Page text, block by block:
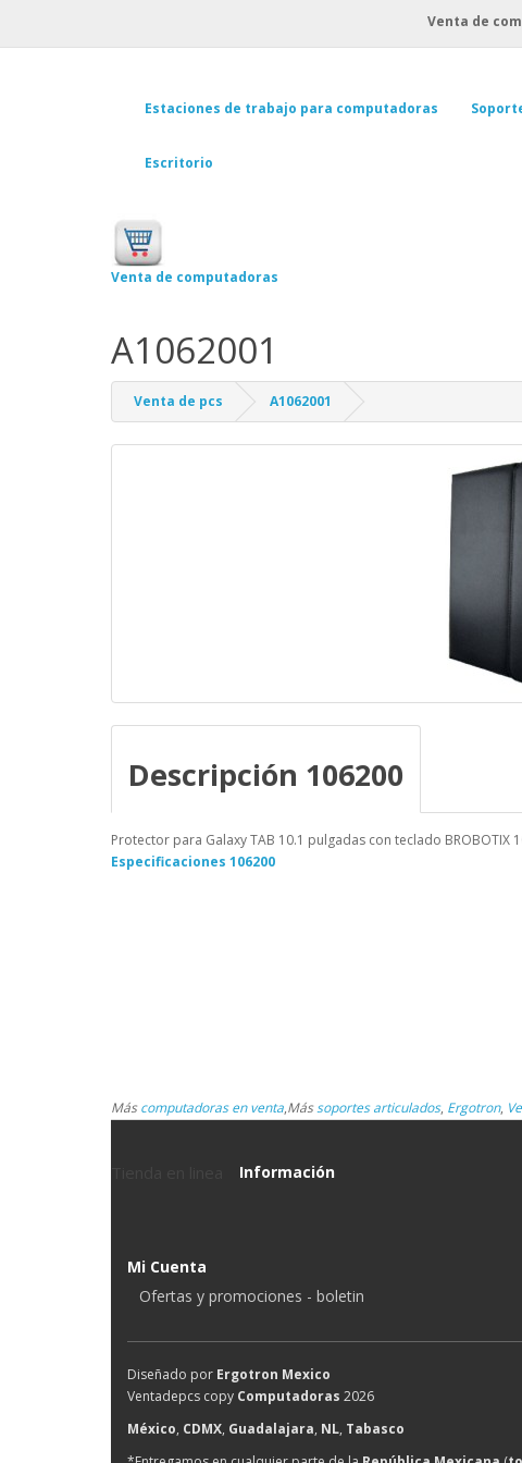
Venta de
Estaciones de trabajo para computadoras
Escritorio
Venta de computadoras
A1062001
Venta de pcs A1062001
Descripción 106200
Protector para Galaxy TAB 10.1 pulgadas con teclado BROBOTIX
Especificaciones 106200
Máscomputadoras en venta,Mássoportes articulados, Ergotron,
Información
Mi Cuenta
Ofertas y promociones - boletin
Diseñado por Ergotron Mexico
Ventadepcs copy Computadoras 2026
México, CDMX, Guadalajara, NL, Tabasco